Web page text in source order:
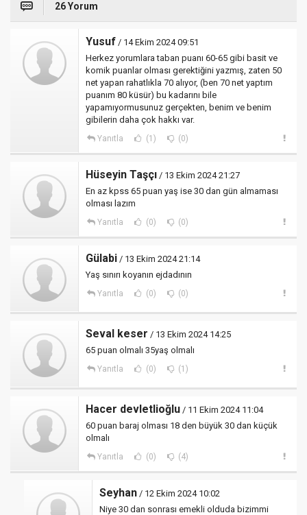
26 Yorum
Yusuf / 14 Ekim 2024 09:51
Herkez yorumlara taban puanı 60-65 gibi basit ve
komik puanlar olması gerektiğini yazmış, zaten 50
net yapan rahatlıkla 70 alıyor, (ben 70 net yaptım
puanım 80 küsür) bu kadarını bile
yapamıyormusunuz gerçekten, benim ve benim
gibilerin daha çok hakkı var.
Yanıtla (1) (0)
Hüseyin Taşçı / 13 Ekim 2024 21:27
En az kpss 65 puan yaş ise 30 dan gün almaması
olması lazım
Yanıtla (0) (0)
Gülabi / 13 Ekim 2024 21:14
Yaş sınırı koyanın ejdadının
Yanıtla (0) (0)
Seval keser / 13 Ekim 2024 14:25
65 puan olmalı 35yaş olmalı
Yanıtla (0) (1)
Hacer devletlioğlu / 11 Ekim 2024 11:04
60 puan baraj olması 18 den büyük 30 dan küçük
olmalı
Yanıtla (0) (4)
Seyhan / 12 Ekim 2024 10:02
Niye 30 dan sonrası emekli olduda bizimmi